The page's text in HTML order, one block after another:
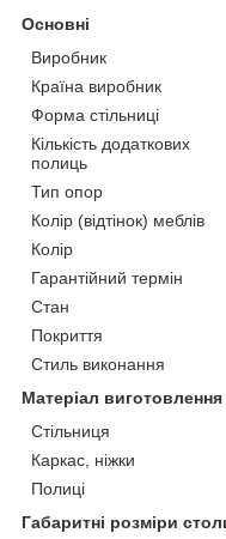
Основні
Виробник
Країна виробник
Форма стільниці
Кількість додаткових
полиць
Тип опор
Колір (відтінок) меблів
Колір
Гарантійний термін
Стан
Покриття
Стиль виконання
Матеріал
Стільниця
Каркас, ніжки
Полиці
Габаритні розміри